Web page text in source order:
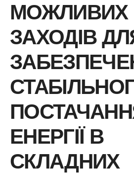
МОЖЛИВИХ
ЗАХОДІВ
ЕНЕРГІЇ В
СКЛАДНИХ